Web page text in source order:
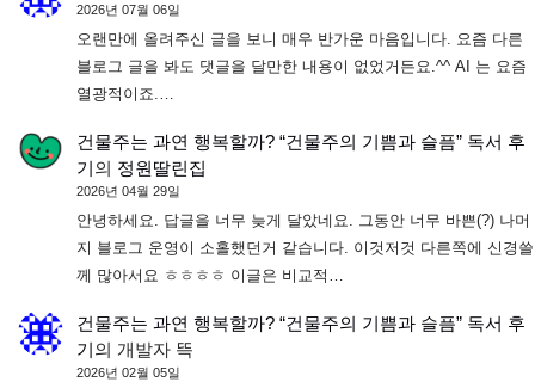
2026년 07월 06일
오랜만에 올려주신 글을 보니 매우 반가운 마음입니다. 요즘 다른
블로그 글을 봐도 댓글을 달만한 내용이 없었거든요.^^ AI 는 요즘
열광적이죠.…
건물주는 과연 행복할까? “건물주의 기쁨과 슬픔” 독서 후
기의 정원딸린집
2026년 04월 29일
안녕하세요. 답글을 너무 늦게 달았네요. 그동안 너무 바쁜(?) 나머
지 블로그 운영이 소홀했던거 같습니다. 이것저것 다른쪽에 신경쓸
께 많아서요 ㅎㅎㅎㅎ 이글은 비교적…
건물주는 과연 행복할까? “건물주의 기쁨과 슬픔” 독서 후
기의 개발자 뜩
2026년 02월 05일